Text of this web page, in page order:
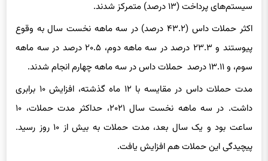
سیستم‌های پرداخت (۱۳ درصد) متمرکز شدند.
اکثر حملات داس (۴۳.۲ درصد) در سه ماهه نخست سال به وقوع
پیوستند و ۲۳.۳ درصد در سه ماهه دوم، ۲۰.۵ درصد در سه ماهه
سوم، و ۱۳.۱۱ درصد حملات داس در سه ماهه چهارم انجام شدند.
مدت حملات داس در مقایسه با ۱۲ ماه گذشته، افزایش ۱۰ برابری
داشت. در سه ماهه نخست سال ۲۰۲۱، حداکثر مدت حملات، ۱۰
ساعت بود و یک سال بعد، مدت حملات به بیش از ۱۰ روز رسید.
پیچیدگی این حملات هم افزایش یافت.